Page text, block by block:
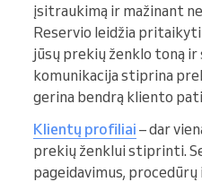
įsitraukimą ir mažinant
Reservio leidžia
jūsų prekių ženklo toną
komunikacija stiprina
gerina bendrą kliento
Klientų profiliai – dar
prekių ženklui stiprinti.
pageidavimus,